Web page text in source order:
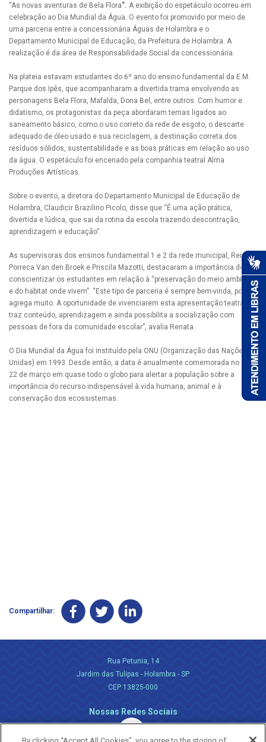
“As novas aventuras de Bela Flora”. A exibição do espetáculo ocorreu em
celebração ao Dia Mundial da Água. O evento foi promovido por meio de
uma parceria entre a concessionária Águas de Holambra e o
Departamento Municipal de Educação, da Prefeitura de Holambra. A
realização é da área de Responsabilidade Social da concessionária.
Na plateia estavam estudantes do 6º ano do ensino fundamental da E.M.
Parque dos Ipês, que acompanharam a divertida trama envolvendo as
personagens Bela Flora, Mafalda, Dona Bel, entre outros. Com humor e
didatismo, os protagonistas da peça abordaram temas ligados ao
saneamento básico, como o uso correto da rede de esgoto, o descarte
adequado de óleo usado e sua reciclagem, a destinação correta dos
resíduos sólidos, sustentabilidade e as boas práticas em relação ao uso
da água. O espetáculo foi encenado pela companhia teatral Alma
Produções Artísticas.
Sobre o evento, a diretora do Departamento Municipal de Educação de
Holambra, Claudicir Brazilino Picolo, disse que “É uma ação prática,
divertida e lúdica, que sai da rotina da escola trazendo descontração,
aprendizagem e educação”.
As supervisoras dos ensinos fundamental 1 e 2 da rede municipal, Renata
Porreca Van den Broek e Priscila Mazotti, destacaram a importância de
conscientizar os estudantes em relação à “preservação do meio ambiente
e do habitat onde vivem”. “Este tipo de parceria é sempre bem-vinda, pois
agrega muito. A oportunidade de vivenciarem esta apresentação teatral
traz conteúdo, aprendizagem e ainda possibilita a socialização com
pessoas de fora da comunidade escolar”, avalia Renata.
O Dia Mundial da Água foi instituído pela ONU (Organização das Nações
Unidas) em 1993. Desde então, a data é anualmente comemorada no dia
22 de março em quase todo o globo para alertar a população sobre a
importância do recurso indispensável à vida humana, animal e à
conservação dos ecossistemas.
Compartilhar:
Rua Petunia, 14
Jardim das Tulipas - Holambra - SP
CEP 13825-000
Nossas Redes Sociais